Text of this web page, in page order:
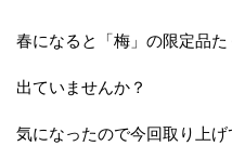
春になると「梅」の限定品た
出ていませんか？
気になったので今回取り上げ